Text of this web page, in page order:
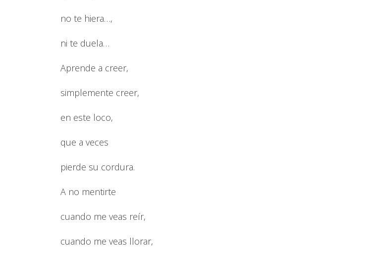
no te hiera…,
ni te duela…
Aprende a creer,
simplemente creer,
en este loco,
que a veces
pierde su cordura.
A no mentirte
cuando me veas reír,
cuando me veas llorar,